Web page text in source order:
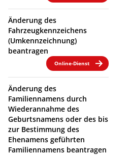
Änderung des
Fahrzeugkennzeichens
(Umkennzeichnung)
beantragen
Online-Dienst
Änderung des
Familiennamens durch
Wiederannahme des
Geburtsnamens oder des bis
zur Bestimmung des
Ehenamens geführten
Familiennamens beantragen